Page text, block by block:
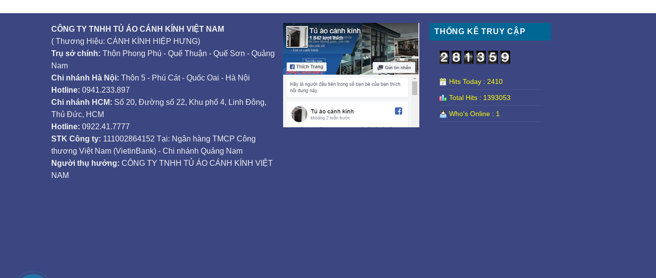
CÔNG TY TNHH TỦ ÁO CÁNH KÍNH VIỆT NAM
( Thương Hiệu: CÁNH KÍNH HIỆP HƯNG)
Trụ sở chính: Thôn Phong Phú - Quế Thuận - Quế Sơn - Quảng
Nam
Chi nhánh Hà Nội: Thôn 5 - Phú Cát - Quốc Oai - Hà Nội
Hotline: 0941.233.897
Chi nhánh HCM: Số 20, Đường số 22, Khu phố 4, Linh Đông,
Thủ Đức, HCM
Hotline: 0922.41.7777
STK Công ty: 111002864152 Tại: Ngân hàng TMCP Công
thương Việt Nam (VietinBank) - Chi nhánh Quảng Nam
Người thụ hưởng: CÔNG TY TNHH TỦ ÁO CÁNH KÍNH VIỆT
NAM
THỐNG KÊ TRUY CẬP
Hits Today : 2410
Total Hits : 1393053
Who's Online : 1